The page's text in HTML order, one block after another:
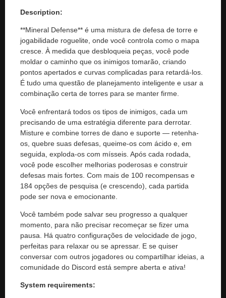
Description:
**Mineral Defense** é uma mistura de defesa de torre e
jogabilidade roguelite, onde você controla como o mapa
cresce. À medida que desbloqueia peças, você pode
moldar o caminho que os inimigos tomarão, criando
pontos apertados e curvas complicadas para retardá-los.
É tudo uma questão de planejamento inteligente e usar a
combinação certa de torres para se manter firme.
Você enfrentará todos os tipos de inimigos, cada um
precisando de uma estratégia diferente para derrotar.
Misture e combine torres de dano e suporte — retenha-
os, quebre suas defesas, queime-os com ácido e, em
seguida, exploda-os com mísseis. Após cada rodada,
você pode escolher melhorias poderosas e construir
defesas mais fortes. Com mais de 100 recompensas e
184 opções de pesquisa (e crescendo), cada partida
pode ser nova e emocionante.
Você também pode salvar seu progresso a qualquer
momento, para não precisar recomeçar se fizer uma
pausa. Há quatro configurações de velocidade de jogo,
perfeitas para relaxar ou se apressar. E se quiser
conversar com outros jogadores ou compartilhar ideias, a
comunidade do Discord está sempre aberta e ativa!
System requirements: